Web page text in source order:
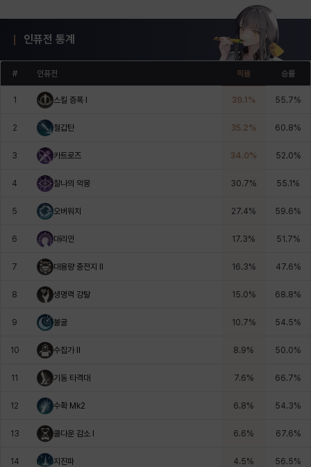
알론소 얀
이슈트반
츠바메
코렐라인 크레이버
펜리르 펠릭스 피올로 하트
헤이즈 헨리 히스이
인퓨전 통계
# 인퓨전 픽률 승률
1 스킬 증폭 I 39.1 % 55.7%
2 철갑탄 35.2% 60.8%
3 카트로즈 34.0% 52.0%
4 찰나의 악몽 30.7% 55.1%
5 오버워치 27.4% 59.6%
6 대리인 17.3% 51.7%
7 대용량 충전지 Il 16.3% 47.6%
8 생명력 강탈 15.0% 68.8%
9 불굴 10.7% 54.5%
10 수집가 II 8.9% 50.0%
11 기동 타격대 7.6% 66.7%
12 수확 Mk2 6.8% 54.3%
13 쿨다운 감소 I 6.6% 67.6%
14 지진파 4.5% 56.5%